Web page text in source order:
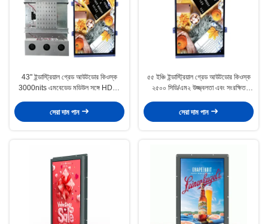
43" ইন্ডাস্ট্রিয়াল গ্রেড আউটডোর কিওস্ক
3000nits এমবেডেড মডিউল সঙ্গে HDMI
সেরা দাম পান
৫৫ ইঞ্চি ইন্ডাস্ট্রিয়াল গ্রেড আউটডোর কিওস্ক
২৫০০ সিডি/এম২ উজ্জ্বলতা এবং সংরক্ষিত
সেরা দাম পান